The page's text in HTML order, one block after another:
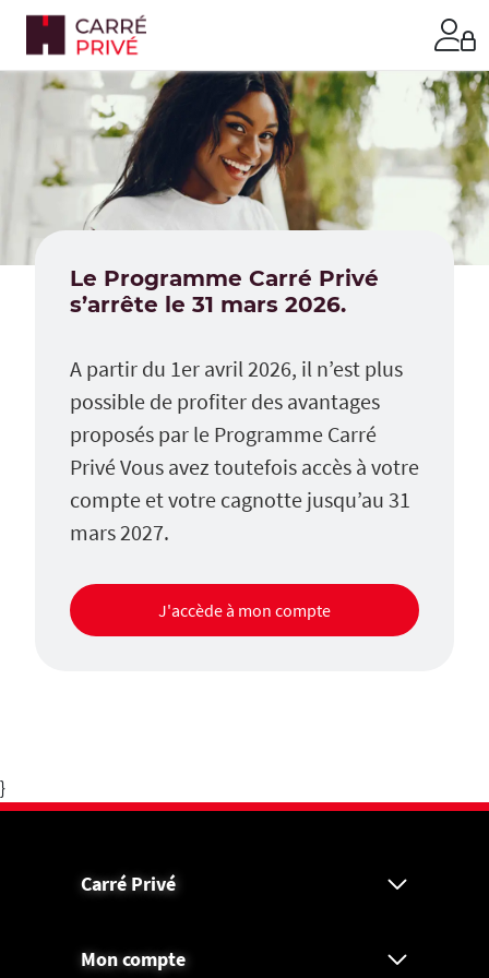
Le Programme Carré Privé
s’arrête le 31 mars 2026.
A partir du 1er avril 2026, il n’est plus
possible de profiter des avantages
proposés par le Programme Carré
Privé Vous avez toutefois accès à votre
compte et votre cagnotte jusqu’au 31
mars 2027.
J'accède à mon compte
}
Carré Privé
Mon compte